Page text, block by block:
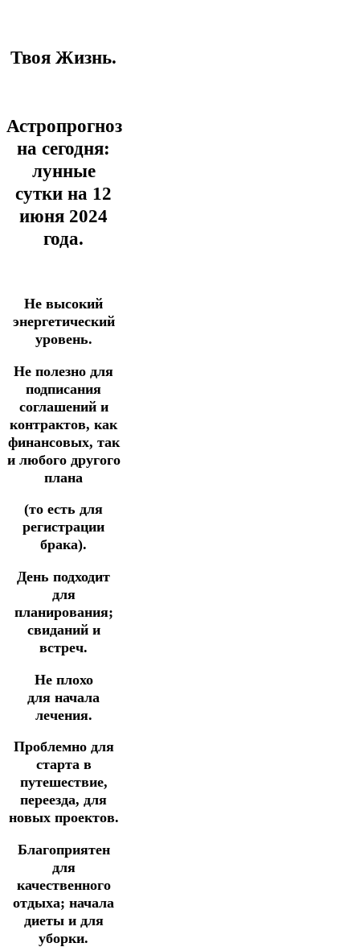
Твоя Жизнь.
Астропрогноз
на сегодня:
лунные
сутки на 12
июня 2024
года.
Не высокий
энергетический
уровень.
Не полезно для
подписания
соглашений и
контрактов, как
финансовых, так
и любого другого
плана
(то есть для
регистрации
брака).
День подходит
для
планирования;
свиданий и
встреч.
Не плохо
для начала
лечения.
Проблемно для
старта в
путешествие,
переезда, для
новых проектов.
Благоприятен
для
качественного
отдыха; начала
диеты и для
уборки.